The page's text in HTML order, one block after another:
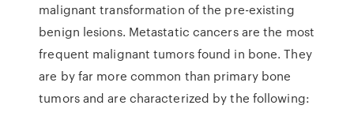
malignant transformation of the pre-existing
benign lesions. Metastatic cancers are the most
frequent malignant tumors found in bone. They
are by far more common than primary bone
tumors and are characterized by the following: